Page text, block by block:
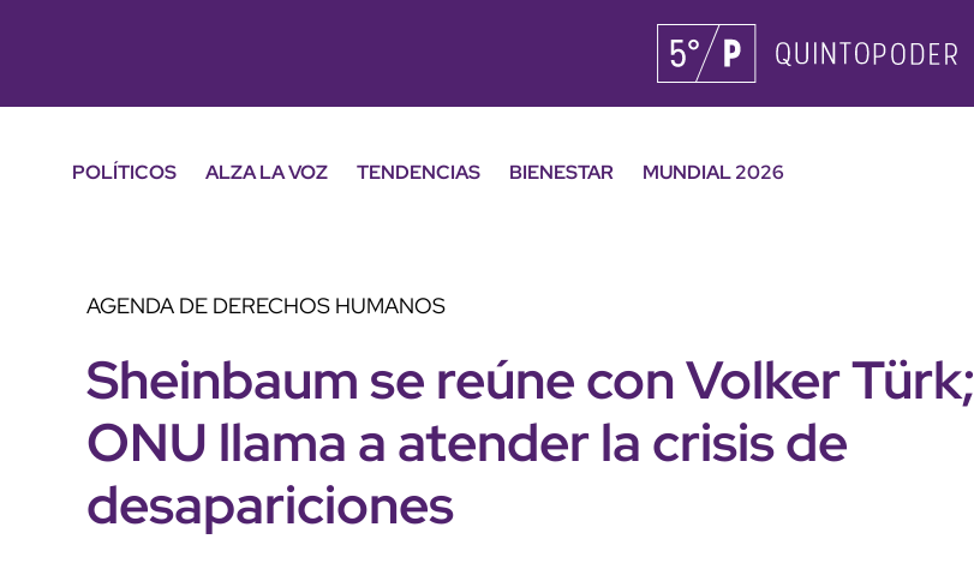
POLÍTICOS ALZA LA VOZ TENDENCIAS BIENESTAR
MUNDIAL 2026
AGENDA DE DERECHOS HUMANOS
Sheinbaum se reúne con Volker Türk;
ONU llama a atender la crisis de
desapariciones